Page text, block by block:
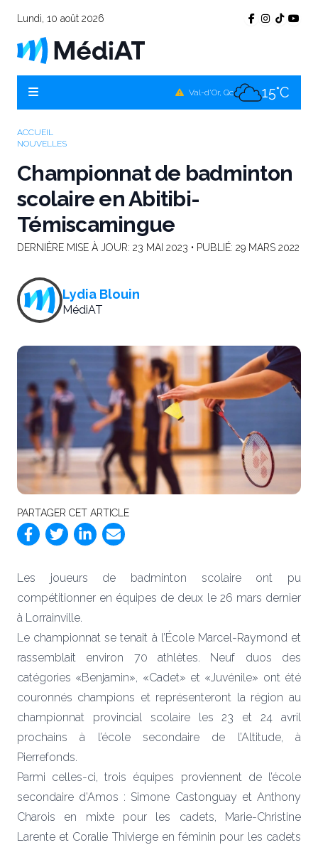
Lundi, 10 août 2026
Val-d'Or, Qc 15°C
ACCUEIL
NOUVELLES
Championnat de badminton
scolaire en Abitibi-
Témiscamingue
DERNIÈRE MISE À JOUR: 23 MAI 2023 • PUBLIÉ: 29 MARS 2022
Lydia Blouin
MédiAT
PARTAGER CET ARTICLE
Les joueurs de badminton scolaire ont pu
compétitionner en équipes de deux le 26 mars dernier
à Lorrainville.
Le championnat se tenait à l’École Marcel-Raymond et
rassemblait environ 70 athlètes. Neuf duos des
catégories «Benjamin», «Cadet» et «Juvénile» ont été
couronnés champions et représenteront la région au
championnat provincial scolaire les 23 et 24 avril
prochains à l’école secondaire de l’Altitude, à
Pierrefonds.
Parmi celles-ci, trois équipes proviennent de l’école
secondaire d’Amos : Simone Castonguay et Anthony
Charois en mixte pour les cadets, Marie-Christine
Larente et Coralie Thivierge en féminin pour les cadets